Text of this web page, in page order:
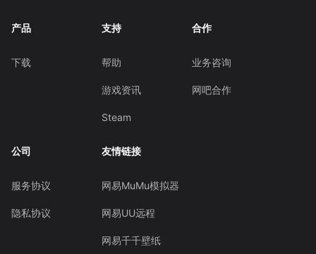
产品
下载
支持
帮助
游戏资讯
Steam
合作
业务咨询
网吧合作
公司
服务协议
隐私协议
友情链接
网易MuMu模拟器
网易UU远程
网易千千壁纸